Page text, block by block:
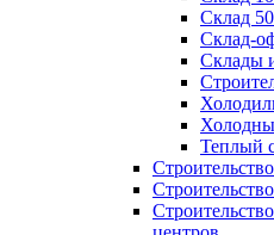
Склад
Склад-
Склады
Теплый